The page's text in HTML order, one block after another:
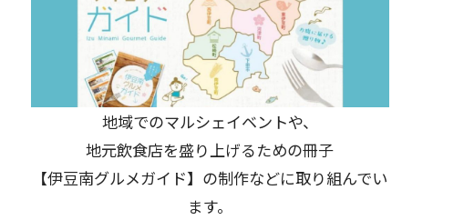
地域でのマルシェイベントや、
地元飲食店を盛り上げるための冊子
【伊豆南グルメガイド】の制作などに取り組んでい
ます。